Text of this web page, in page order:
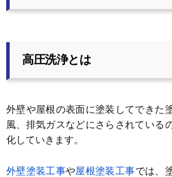
高圧洗浄とは
外壁や屋根の表面に塗装してできた
風、排気ガスなどにさらされている
化していきます。
外壁塗装工事や屋根塗装工事では、